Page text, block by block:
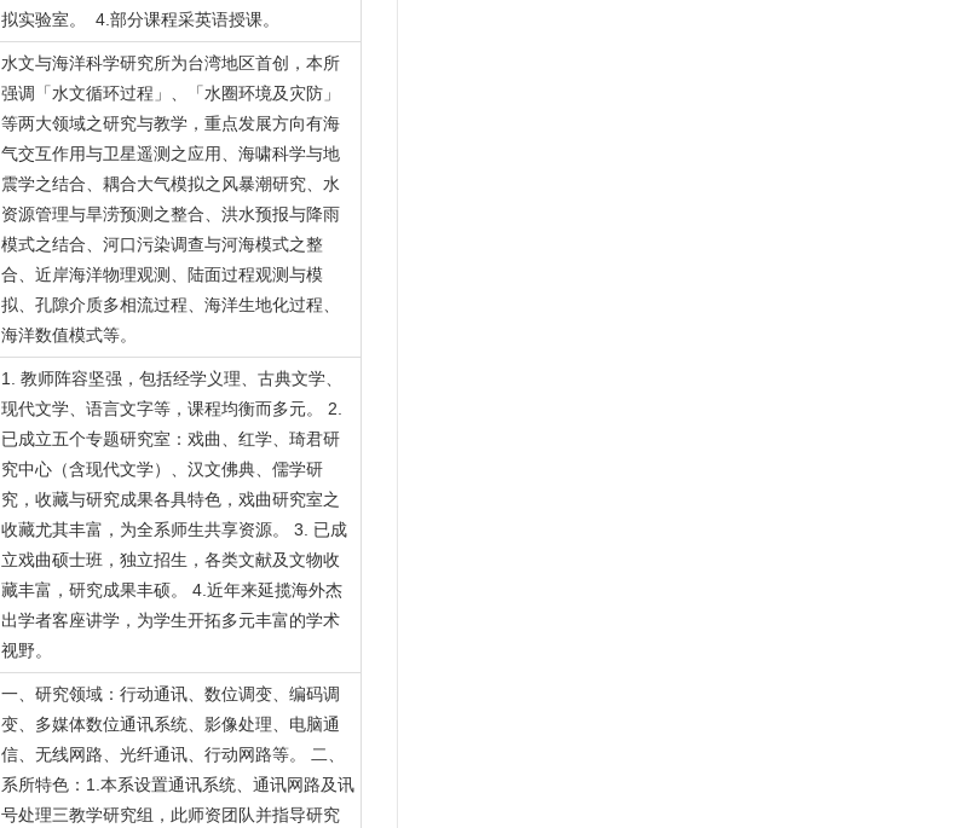
拟实验室。 4.部分课程采英语授课。
水文与海洋科学研究所为台湾地区首创，本所
强调「水文循环过程」、「水圈环境及灾防」
等两大领域之研究与教学，重点发展方向有海
气交互作用与卫星遥测之应用、海啸科学与地
震学之结合、耦合大气模拟之风暴潮研究、水
资源管理与旱涝预测之整合、洪水预报与降雨
模式之结合、河口污染调查与河海模式之整
合、近岸海洋物理观测、陆面过程观测与模
拟、孔隙介质多相流过程、海洋生地化过程、
海洋数值模式等。
1. 教师阵容坚强，包括经学义理、古典文学、
现代文学、语言文字等，课程均衡而多元。 2.
已成立五个专题研究室：戏曲、红学、琦君研
究中心（含现代文学）、汉文佛典、儒学研
究，收藏与研究成果各具特色，戏曲研究室之
收藏尤其丰富，为全系师生共享资源。 3. 已成
立戏曲硕士班，独立招生，各类文献及文物收
藏丰富，研究成果丰硕。 4.近年来延揽海外杰
出学者客座讲学，为学生开拓多元丰富的学术
视野。
一、研究领域：行动通讯、数位调变、编码调
变、多媒体数位通讯系统、影像处理、电脑通
信、无线网路、光纤通讯、行动网路等。 二、
系所特色：1.本系设置通讯系统、通讯网路及讯
号处理三教学研究组，此师资团队并指导研究